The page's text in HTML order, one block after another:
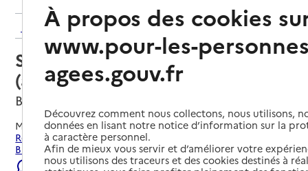
Retour aux résultats de l'annuaire
Service autonomie à domicile
(aide) – Côte à Côte
Briffons, PUY-DE-DOME
Mis à jour le22/07/2026
Rechercher les établissements et services autour de
Briffons.
Signaler une erreur
À propos des cookies
www.pour-les-
agees.gouv.fr
Découvrez comment nous collectons, nous utilisons,
données en lisant notre notice d’information sur la
à caractère personnel.
Afin de mieux vous servir et d’améliorer votre
nous utilisons des traceurs et des cookies destinés à